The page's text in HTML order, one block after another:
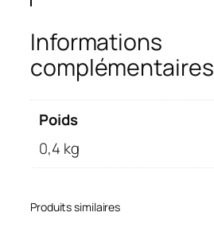
Informations
complémentaires
Poids
0,4 kg
Produits similaires